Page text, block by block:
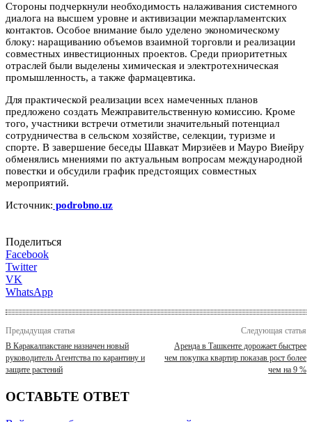
Стороны подчеркнули необходимость налаживания системного
диалога на высшем уровне и активизации межпарламентских
контактов. Особое внимание было уделено экономическому
блоку: наращиванию объемов взаимной торговли и реализации
совместных инвестиционных проектов. Среди приоритетных
отраслей были выделены химическая и электротехническая
промышленность, а также фармацевтика.
Для практической реализации всех намеченных планов
предложено создать Межправительственную комиссию. Кроме
того, участники встречи отметили значительный потенциал
сотрудничества в сельском хозяйстве, селекции, туризме и
спорте. В завершение беседы Шавкат Мирзиёев и Мауро Виейру
обменялись мнениями по актуальным вопросам международной
повестки и обсудили график предстоящих совместных
мероприятий.
Источник: podrobno.uz
Поделиться
Facebook
Twitter
VK
WhatsApp
Предыдущая статья
В Каракалпакстане назначен новый
руководитель Агентства по карантину и
защите растений
Следующая статья
Аренда в Ташкенте дорожает быстрее
чем покупка квартир показав рост более
чем на 9 %
ОСТАВЬТЕ ОТВЕТ